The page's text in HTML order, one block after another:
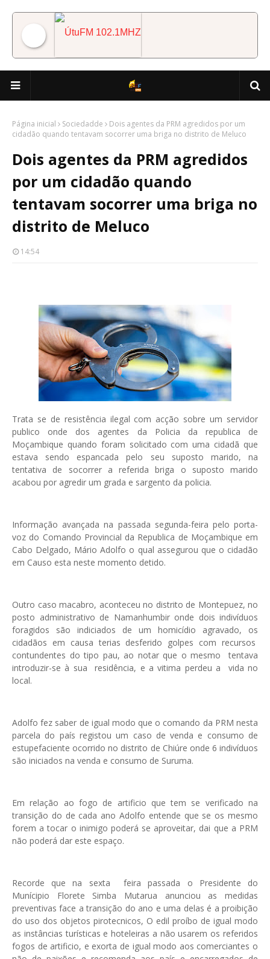
ÚtuFM 102.1MHZ
Página inicial Sociedadde
Dois agentes da PRM agredidos por um
cidadão quando tentavam socorrer uma briga no distrito de Meluco
Dois agentes da PRM agredidos
por um cidadão quando
tentavam socorrer uma briga no
distrito de Meluco
14:54
Trata se de resistência ilegal com acção sobre um servidor
publico onde dos agentes da Policia da republica de
Moçambique quando foram solicitado com uma cidadã que
estava sendo espancada pelo seu suposto marido, na
tentativa de socorrer a referida briga o suposto marido
acabou por agredir um grada e sargento da policia.
Informação avançada na passada segunda-feira pelo porta-
voz do Comando Provincial da Republica de Moçambique em
Cabo Delgado, Mário Adolfo o qual assegurou que o cidadão
em Causo esta neste momento detido.
Outro caso macabro, aconteceu no distrito de Montepuez, no
posto administrativo de Namanhumbir onde dois indivíduos
foragidos são indiciados de um homicídio agravado, os
cidadãos em causa terias desferido golpes com recursos
contundentes do tipo pau, ao notar que o mesmo tentava
introduzir-se à sua residência, e a vitima perdeu a vida no
local.
Adolfo fez saber de igual modo que o comando da PRM nesta
parcela do país registou um caso de venda e consumo de
estupefaciente ocorrido no distrito de Chiúre onde 6 indivíduos
são iniciados na venda e consumo de Suruma.
Em relação ao fogo de artificio que tem se verificado na
transição do de cada ano Adolfo entende que se os mesmo
forem a tocar o inimigo poderá se aproveitar, dai que a PRM
não poderá dar este espaço.
Recorde que na sexta feira passada o Presidente do
Munícipio Florete Simba Mutarua anunciou as medidas
preventivas face a transição do ano e uma delas é a proibição
do uso dos objetos pirotecnicos, O edil proíbo de igual modo
as instâncias turísticas e hoteleiras a não usarem os referidos
fogos de artificio, e exorta de igual modo aos comerciantes o